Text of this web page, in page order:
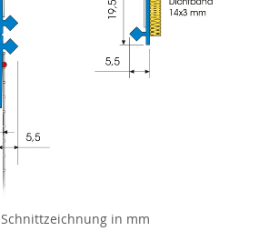
Schnittzeichnung in mm